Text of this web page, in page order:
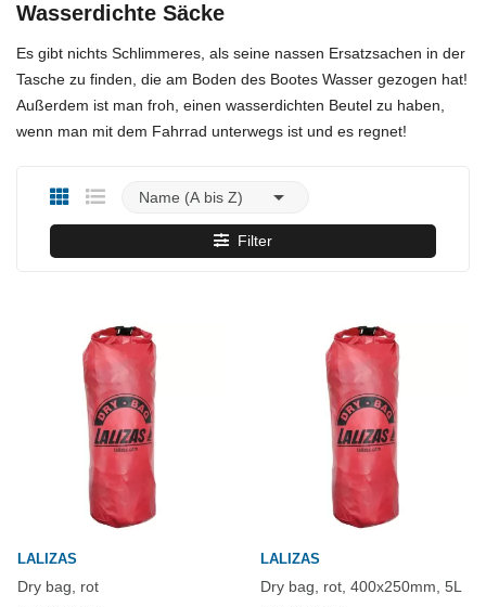
Wasserdichte Säcke
Es gibt nichts Schlimmeres, als seine nassen Ersatzsachen in der
Tasche zu finden, die am Boden des Bootes Wasser gezogen hat!
Außerdem ist man froh, einen wasserdichten Beutel zu haben,
wenn man mit dem Fahrrad unterwegs ist und es regnet!
Name (A bis Z) 
Filter
LALIZAS
Dry bag, rot
LALIZAS
Dry bag, rot, 400x250mm, 5L